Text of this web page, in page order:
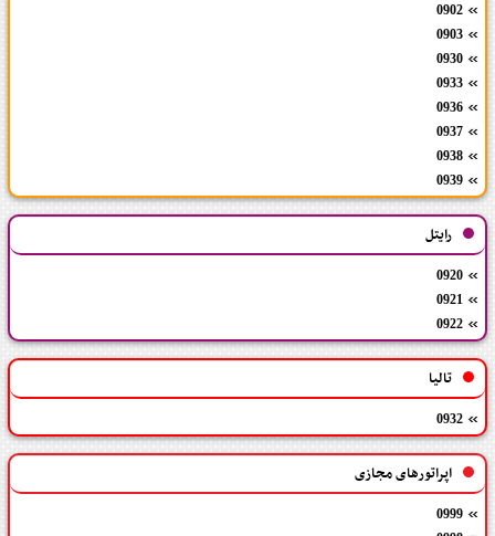
0902
0903
0930
0933
0936
0937
0938
0939
رایتل
0920
0921
0922
تالیا
0932
اپراتورهای مجازی
0999